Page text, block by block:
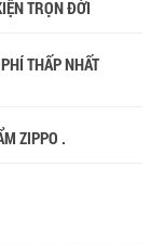
TRỌN ĐỜI
THẤP NHẤT
ZIPPO .